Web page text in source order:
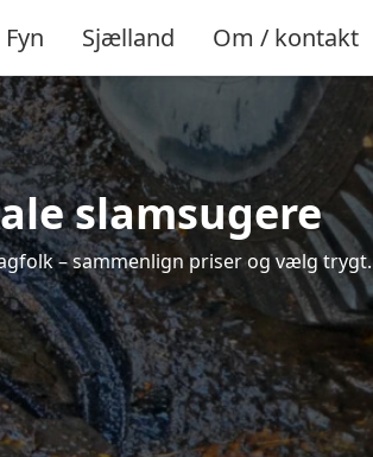
Fyn Sjælland Om / kontakt
slamsugere
– sammenlign priser og vælg trygt.